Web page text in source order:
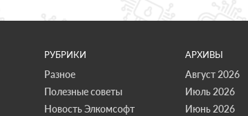
РУБРИКИ
Разное
Полезные советы
Новость Элкомсофт
АРХИВЫ
Август 2026
Июль 2026
Июнь 2026